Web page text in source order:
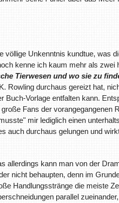
völlige Unkenntnis kundtue, was
kenne ich kaum mehr als zwei
Tierwesen und wo sie zu
Rowling durchaus gereizt hat,
Buch-Vorlage entfalten kann.
Fans der vorangegangenen
mir lediglich einen
auch durchaus gelungen und
allerdings kann man von der
nicht behaupten, denn im
Handlungsstränge die meiste
parallel